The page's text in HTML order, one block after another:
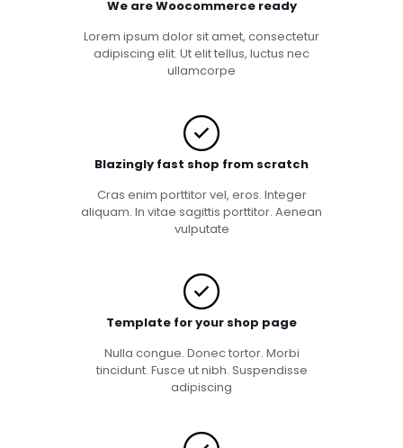
We are Woocommerce ready
Lorem ipsum dolor sit amet, consectetur
adipiscing elit. Ut elit tellus, luctus nec
ullamcorpe
Blazingly fast shop from scratch
Cras enim porttitor vel, eros. Integer
aliquam. In vitae sagittis porttitor. Aenean
vulputate
Template for your shop page
Nulla congue. Donec tortor. Morbi
tincidunt. Fusce ut nibh. Suspendisse
adipiscing